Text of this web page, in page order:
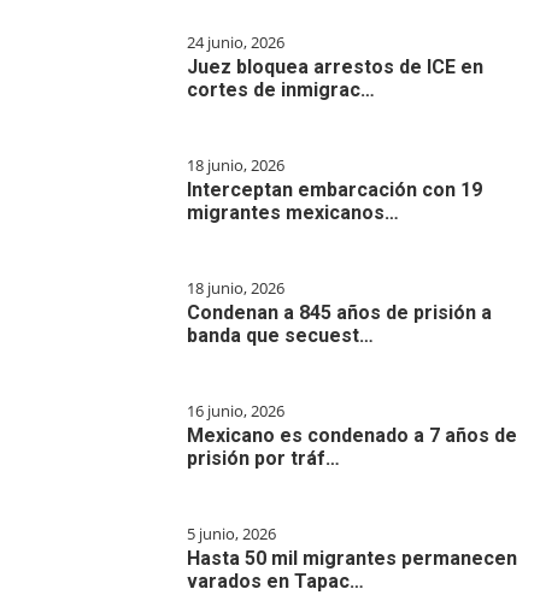
24 junio, 2026
Juez bloquea arrestos de ICE en
cortes de inmigrac…
18 junio, 2026
Interceptan embarcación con 19
migrantes mexicanos…
18 junio, 2026
Condenan a 845 años de prisión a
banda que secuest…
16 junio, 2026
Mexicano es condenado a 7 años de
prisión por tráf…
5 junio, 2026
Hasta 50 mil migrantes permanecen
varados en Tapac…